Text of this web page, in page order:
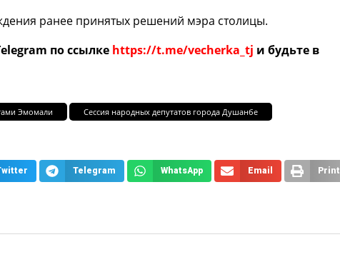
ранее принятых решений мэра столицы.
по ссылке https://t.me/vecherka_tj и будьте в
Эмомали Сессия народных депутатов города Душанбе
Telegram WhatsApp Email Print